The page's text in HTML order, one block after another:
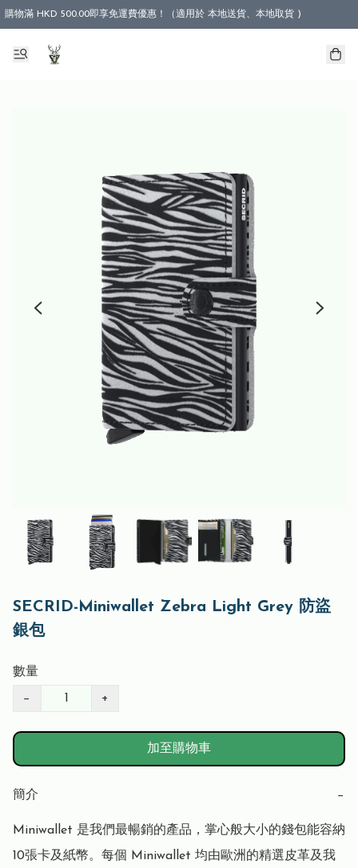
購物滿 HKD 500.00即享免運費優惠！（適用於 本地送貨、本地取貨 )
SECRID-Miniwallet Zebra Light Grey 防盜
銀包
數量
− +
加至購物車
簡介 −
Miniwallet 是我們最暢銷的產品，掌心般大小的錢包能容納
10張卡及紙幣。每個 Miniwallet 均由歐洲的精選皮革及我